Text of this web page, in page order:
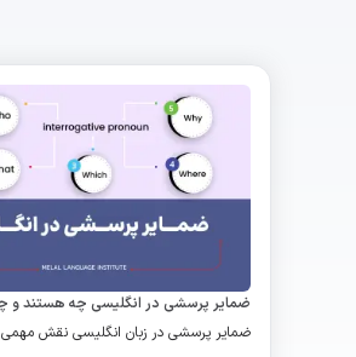
ضمایر پرسشی در انگلیسی چه هستند و
دارند؟ + مثال
ضمایر پرسشی در زبان انگلیسی نقش مهمی